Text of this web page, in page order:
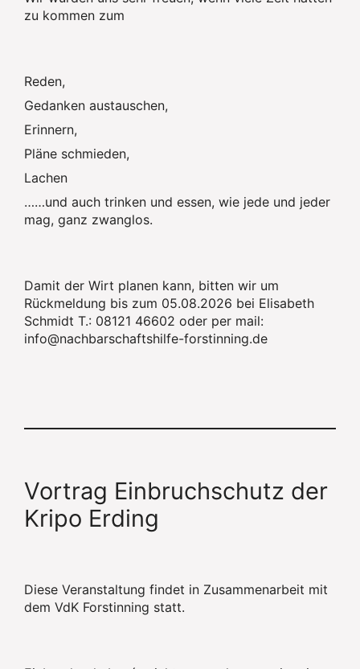
zu kommen zum
Reden,
Gedanken austauschen,
Erinnern,
Pläne schmieden,
Lachen
……und auch trinken und essen, wie jede und jeder
mag, ganz zwanglos.
Damit der Wirt planen kann, bitten wir um
Rückmeldung bis zum 05.08.2026 bei Elisabeth
Schmidt T.: 08121 46602 oder per mail:
info@nachbarschaftshilfe-forstinning.de
Vortrag Einbruchschutz der
Kripo Erding
Diese Veranstaltung findet in Zusammenarbeit mit
dem VdK Forstinning statt.